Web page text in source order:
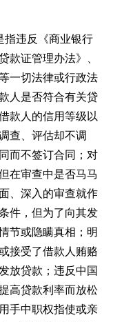
指违反《商业银行
款证管理办法》、
一切法律或行政法
人是否符合有关贷
款人的信用等级以
查、评估却不调
而不签订合同；对
在审查中是否马马
、深入的审查就作
件，但为了向其发
节或隐瞒真相；明
接受了借款人贿赂
放贷款；违反中国
高贷款利率而放松
手中职权指使或亲